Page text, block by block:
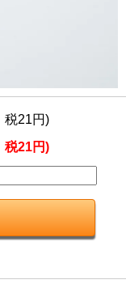
税21円)
税21円)